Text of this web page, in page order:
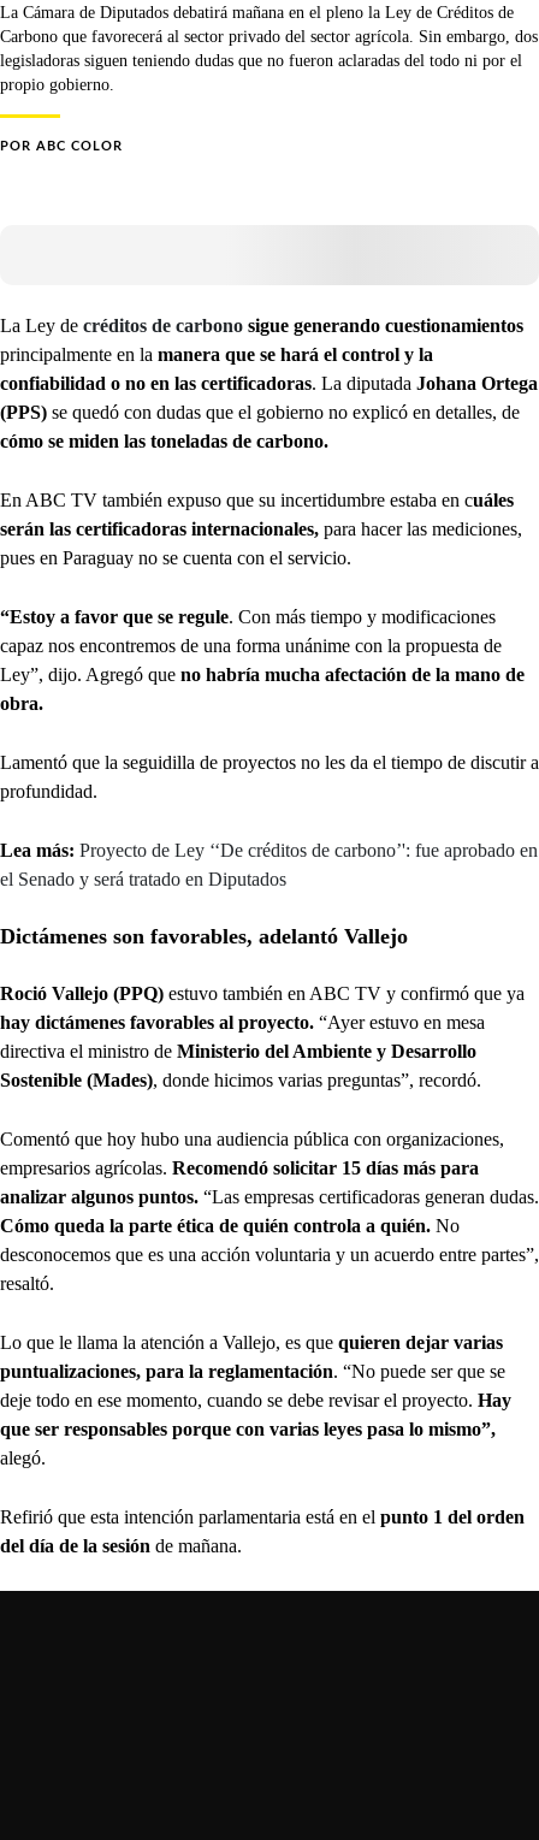
La Cámara de Diputados debatirá mañana en el pleno la Ley de Créditos de
Carbono que favorecerá al sector privado del sector agrícola. Sin embargo, dos
legisladoras siguen teniendo dudas que no fueron aclaradas del todo ni por el
propio gobierno.
POR ABC COLOR
La Ley de créditos de carbono sigue generando cuestionamientos
principalmente en la manera que se hará el control y la
confiabilidad o no en las certificadoras. La diputada Johana Ortega
(PPS) se quedó con dudas que el gobierno no explicó en detalles, de
cómo se miden las toneladas de carbono.
En ABC TV también expuso que su incertidumbre estaba en cuáles
serán las certificadoras internacionales, para hacer las mediciones,
pues en Paraguay no se cuenta con el servicio.
“Estoy a favor que se regule. Con más tiempo y modificaciones
capaz nos encontremos de una forma unánime con la propuesta de
Ley”, dijo. Agregó que no habría mucha afectación de la mano de
obra.
Lamentó que la seguidilla de proyectos no les da el tiempo de discutir a
profundidad.
Lea más: Proyecto de Ley ‘‘De créditos de carbono’': fue aprobado en
el Senado y será tratado en Diputados
Dictámenes son favorables, adelantó Vallejo
Roció Vallejo (PPQ) estuvo también en ABC TV y confirmó que ya
hay dictámenes favorables al proyecto. “Ayer estuvo en mesa
directiva el ministro de Ministerio del Ambiente y Desarrollo
Sostenible (Mades), donde hicimos varias preguntas”, recordó.
Comentó que hoy hubo una audiencia pública con organizaciones,
empresarios agrícolas. Recomendó solicitar 15 días más para
analizar algunos puntos. “Las empresas certificadoras generan dudas.
Cómo queda la parte ética de quién controla a quién. No
desconocemos que es una acción voluntaria y un acuerdo entre partes”,
resaltó.
Lo que le llama la atención a Vallejo, es que quieren dejar varias
puntualizaciones, para la reglamentación. “No puede ser que se
deje todo en ese momento, cuando se debe revisar el proyecto. Hay
que ser responsables porque con varias leyes pasa lo mismo”,
alegó.
Refirió que esta intención parlamentaria está en el punto 1 del orden
del día de la sesión de mañana.